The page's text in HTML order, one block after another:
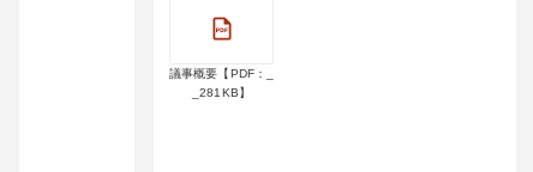
議事概要【PDF：_
_281KB】